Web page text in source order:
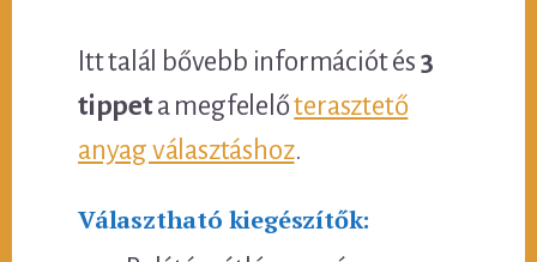
Itt talál bővebb információt és 3
tippeta megfelelőterasztető
anyag választáshoz.
Választható kiegészítők: